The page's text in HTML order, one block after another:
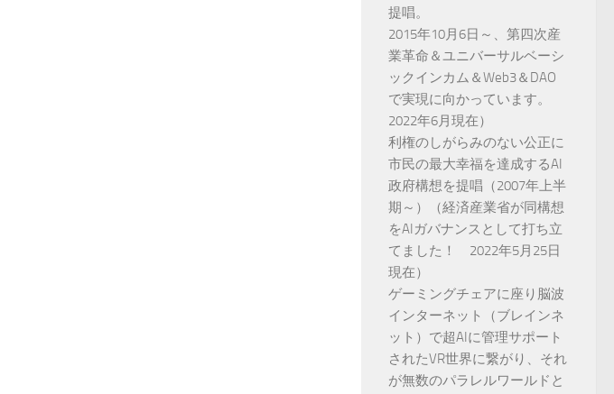
提唱。
2015年10月6日～、第四次産
業革命＆ユニバーサルベーシ
ックインカム＆Web3＆DAO
で実現に向かっています。
2022年6月現在）
利権のしがらみのない公正に
市民の最大幸福を達成するAI
政府構想を提唱（2007年上半
期～）（経済産業省が同構想
をAIガバナンスとして打ち立
てました！ 2022年5月25日
現在）
ゲーミングチェアに座り脳波
インターネット（ブレインネ
ット）で超AIに管理サポート
されたVR世界に繋がり、それ
が無数のパラレルワールドと